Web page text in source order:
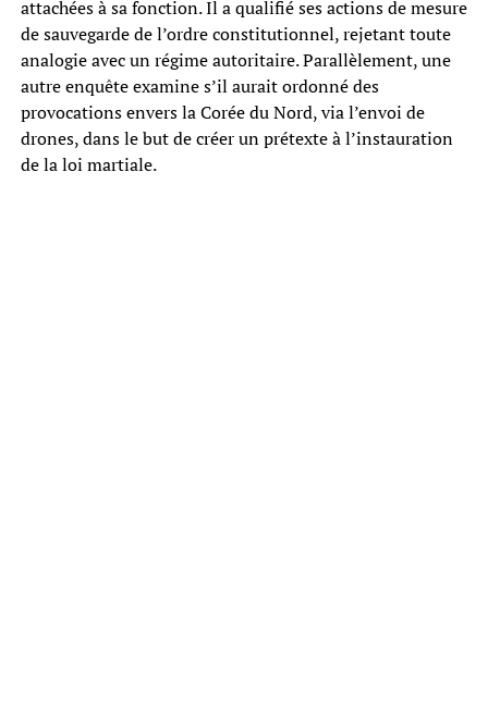
attachées à sa fonction. Il a qualifié ses actions de mesure
de sauvegarde de l’ordre constitutionnel, rejetant toute
analogie avec un régime autoritaire. Parallèlement, une
autre enquête examine s’il aurait ordonné des
provocations envers la Corée du Nord, via l’envoi de
drones, dans le but de créer un prétexte à l’instauration
de la loi martiale.